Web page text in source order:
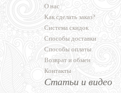
О нас
Как сделать заказ?
Система скидок
Способы доставки
Способы оплаты
Возврат и обмен
Контакты
Статьи и видео